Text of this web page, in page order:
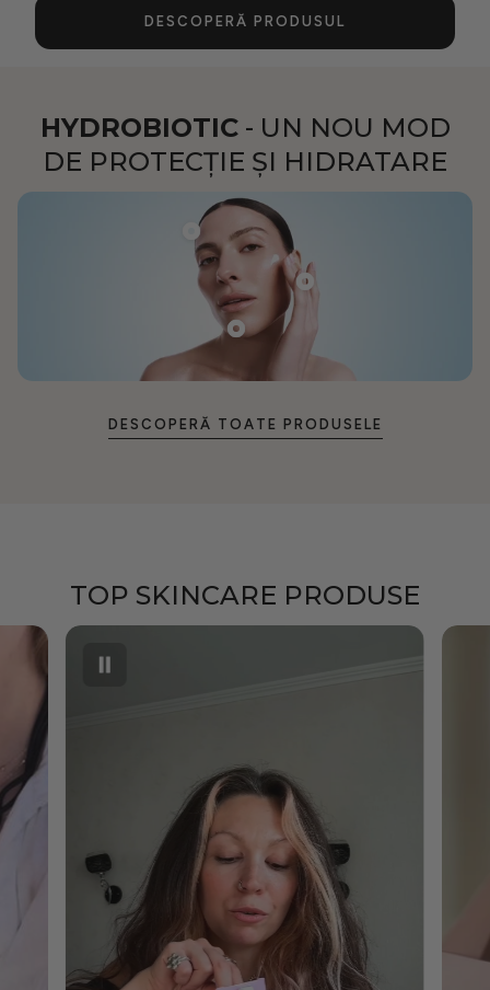
DESCOPERĂ PRODUSUL
HYDROBIOTIC- UN NOU MOD
DE PROTECȚIE ȘI HIDRATARE
DESCOPERĂ TOATE PRODUSELE
TOP SKINCARE PRODUSE